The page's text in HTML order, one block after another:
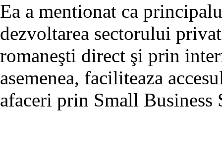
Ea a mentionat ca
dezvoltarea sectorului
romaneşti direct şi prin
asemenea, faciliteaza
afaceri prin Small Business